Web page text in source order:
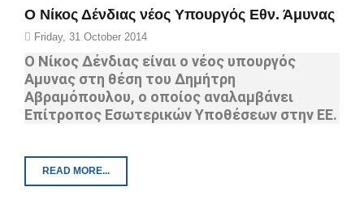
O Nίκος Δένδιας νέος Υπουργός Εθν. Άμυνας
Friday, 31 October 2014
Ο Νίκος Δένδιας είναι ο νέος υπουργός
Αμυνας στη θέση του Δημήτρη
Αβραμόπουλου, ο οποίος αναλαμβάνει
Επίτροπος Εσωτερικών Υποθέσεων στην ΕΕ.
READ MORE...